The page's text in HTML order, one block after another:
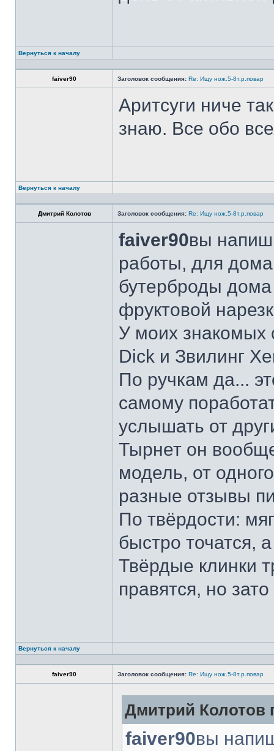
Вернуться к началу
faiver90 Заголовок сообщения: Re: Ищу нож.5-8т.р.повар
Аритсуги ниче
знаю. Все обо
Вернуться к началу
Дмитрий Колотов Заголовок сообщения: Re: Ищу нож.5-8т.р.повар
faiver90вы
работы, для
бутерброды дома
фруктовой
У моих знакомых
Dick и Звилинг
По ручкам да...
самому
услышать от
Тырнет он
модель, от
разные отзывы
По твёрдости:
быстро точатся,
Твёрдые клинки
правятся, но
Вернуться к началу
faiver90 Заголовок сообщения: Re: Ищу нож.5-8т.р.повар
Дмитрий Колотов
faiver90вы